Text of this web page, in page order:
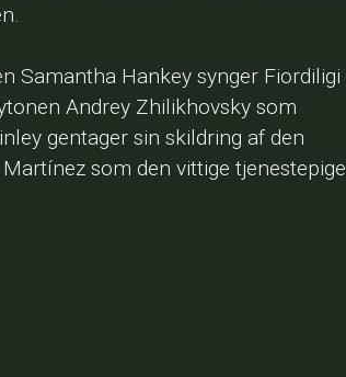
Samantha Hankey synger Fiordiligi
Andrey Zhilikhovsky som
gentager sin skildring af den
som den vittige tjenestepige